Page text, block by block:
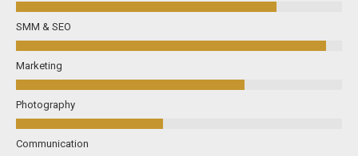
SMM & SEO
Marketing
Photography
Communication